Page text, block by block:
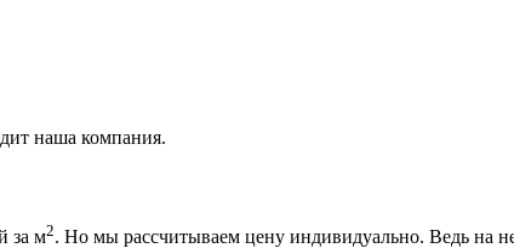
наша компания.
за м2. Но мы рассчитываем цену индивидуально. Ведь на